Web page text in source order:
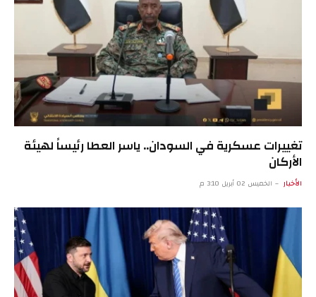
تغييرات عسكرية في السودان.. ياسر العطا رئيساً لهيئة
الأركان
الأخبار الخميس 02 أبريل 3:10 م